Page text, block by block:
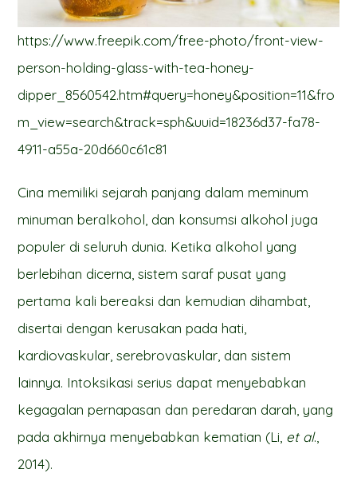
https://www.freepik.com/free-photo/front-view-
person-holding-glass-with-tea-honey-
dipper_8560542.htm#query=honey&position=11&fro
m_view=search&track=sph&uuid=18236d37-fa78-
4911-a55a-20d660c61c81
Cina memiliki sejarah panjang dalam meminum
minuman beralkohol, dan konsumsi alkohol juga
populer di seluruh dunia. Ketika alkohol yang
berlebihan dicerna, sistem saraf pusat yang
pertama kali bereaksi dan kemudian dihambat,
disertai dengan kerusakan pada hati,
kardiovaskular, serebrovaskular, dan sistem
lainnya. Intoksikasi serius dapat menyebabkan
kegagalan pernapasan dan peredaran darah, yang
pada akhirnya menyebabkan kematian (Li, et al.,
2014).